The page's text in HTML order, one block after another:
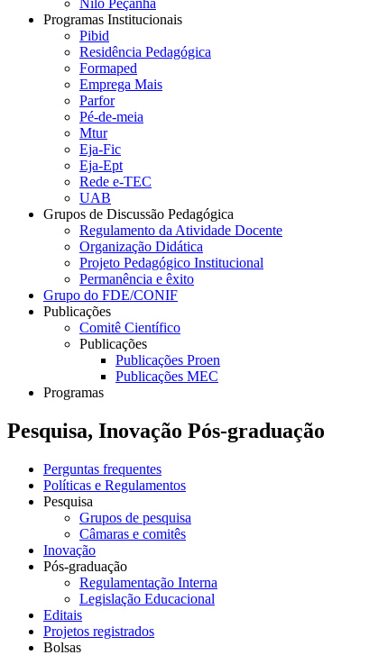
Nilo Peçanha
Programas Institucionais
Pibid
Residência Pedagógica
Formaped
Emprega Mais
Parfor
Pé-de-meia
Mtur
Eja-Fic
Eja-Ept
Rede e-TEC
UAB
Grupos de Discussão Pedagógica
Regulamento da Atividade Docente
Organização Didática
Projeto Pedagógico Institucional
Permanência e êxito
Grupo do FDE/CONIF
Publicações
Comitê Científico
Publicações
Publicações Proen
Publicações MEC
Programas
Pesquisa, Inovação Pós-graduação
Perguntas frequentes
Políticas e Regulamentos
Pesquisa
Grupos de pesquisa
Câmaras e comitês
Inovação
Pós-graduação
Regulamentação Interna
Legislação Educacional
Editais
Projetos registrados
Bolsas